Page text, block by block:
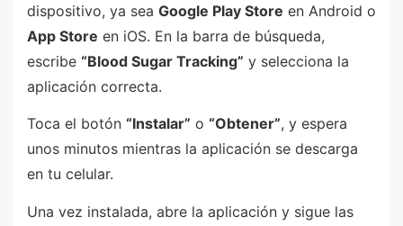
dispositivo, ya sea Google Play Store en Android o
App Store en iOS. En la barra de búsqueda,
escribe “Blood Sugar Tracking” y selecciona la
aplicación correcta.
Toca el botón “Instalar” o “Obtener”, y espera
unos minutos mientras la aplicación se descarga
en tu celular.
Una vez instalada, abre la aplicación y sigue las